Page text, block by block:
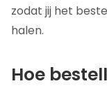
zodat jij het
halen.
Hoe